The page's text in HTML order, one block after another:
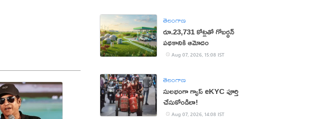
తెలంగాణ
రూ.23,731 కోట్లతో గోబర్ధన్
పథకానికి ఆమోదం
Aug 07, 2026, 15:08 IST
తెలంగాణ
సులభంగా గ్యాస్ eKYC పూర్తి
చేసుకోండిలా!
Aug 07, 2026, 14:08 IST